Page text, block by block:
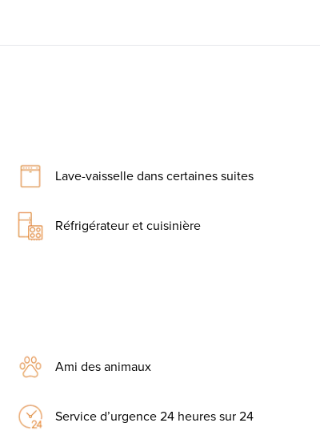
Lave-vaisselle dans certaines suites
Réfrigérateur et cuisinière
Ami des animaux
Service d’urgence 24 heures sur 24